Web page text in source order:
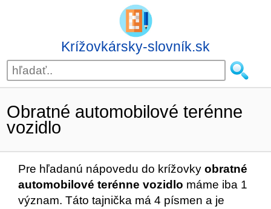
Krížovkársky-slovník.sk
Obratné automobilové terénne
vozidlo
Pre hľadanú nápovedu do krížovky obratné
automobilové terénne vozidlo máme iba 1
význam. Táto tajnička má 4 písmen a je